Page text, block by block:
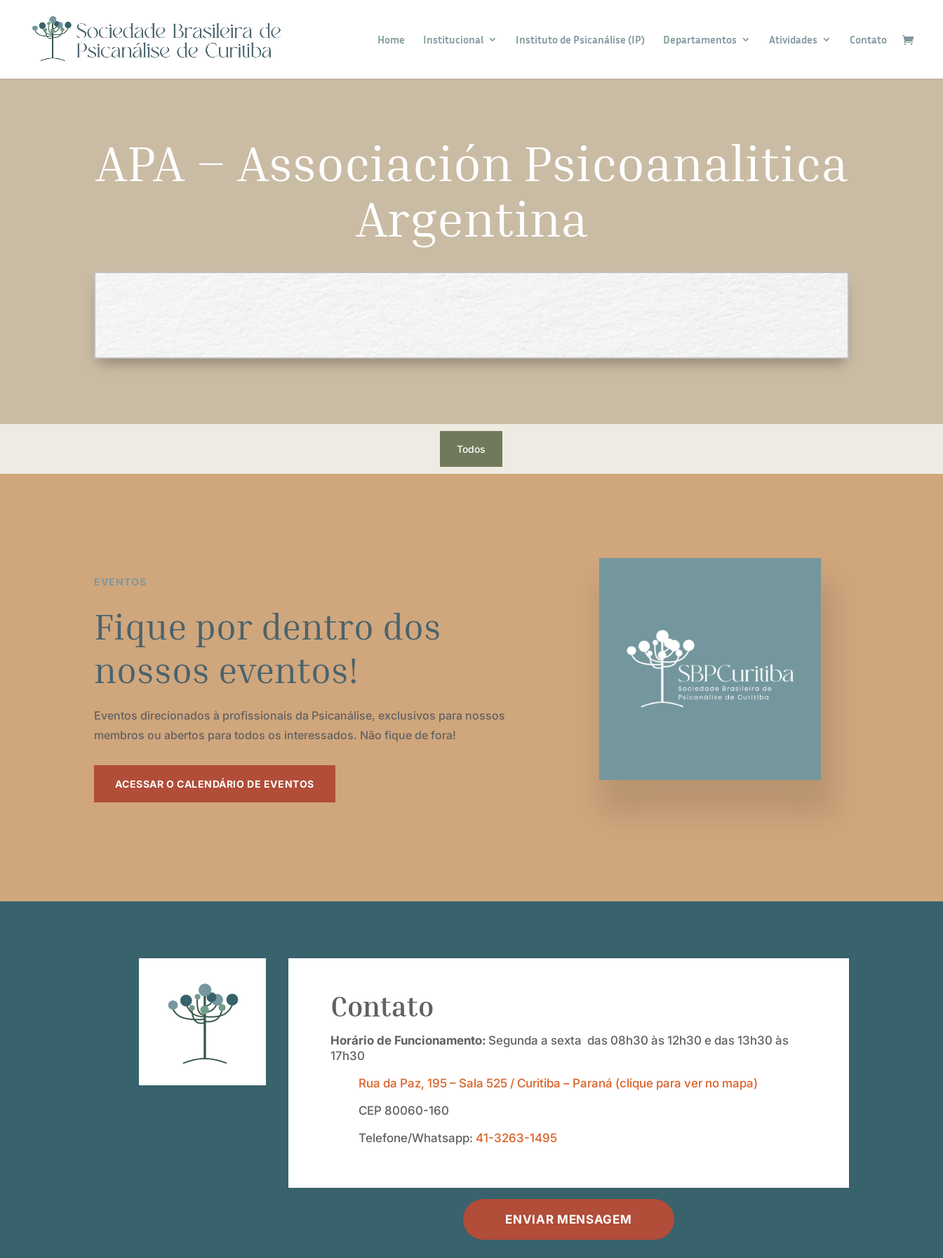
Home Institucional Instituto de Psicanálise (IP) Departamentos Atividades Contato
APA – Associación Psicoanalitica
Argentina
Todos
EVENTOS
Fique por dentro dos
nossos eventos!
Eventos direcionados à profissionais da Psicanálise, exclusivos para nossos
membros ou abertos para todos os interessados. Não fique de fora!
ACESSAR O CALENDÁRIO DE EVENTOS
Contato
Horário de Funcionamento: Segunda a sexta das 08h30 às 12h30 e das 13h30 às
17h30
Rua da Paz, 195 – Sala 525 / Curitiba – Paraná (clique para ver no mapa)
CEP 80060-160
Telefone/Whatsapp:41-3263-1495
ENVIAR MENSAGEM